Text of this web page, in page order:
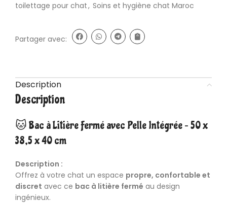
toilettage pour chat, Soins et hygiène chat Maroc
Partager avec:
Description
Description
🐱 Bac à Litière Fermé avec Pelle Intégrée – 50 x
38,5 x 40 cm
Description :
Offrez à votre chat un espace propre, confortable et
discret avec ce bac à litière fermé au design
ingénieux.